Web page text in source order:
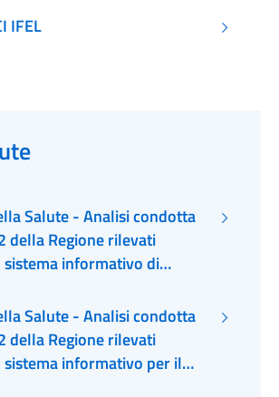
IFEL
Salute - Analisi condotta
della Regione rilevati
informativo di
Salute - Analisi condotta
della Regione rilevati
informativo per il